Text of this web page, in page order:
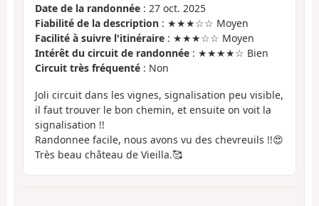
Date de la randonnée : 27 oct. 2025
Fiabilité de la description : ★★★☆☆ Moyen
Facilité à suivre l'itinéraire : ★★★☆☆ Moyen
Intérêt du circuit de randonnée : ★★★★☆ Bien
Circuit très fréquenté : Non
Joli circuit dans les vignes, signalisation peu visible,
il faut trouver le bon chemin, et ensuite on voit la
signalisation !!
Randonnee facile, nous avons vu des chevreuils !!😍
Très beau château de Vieilla.🥰